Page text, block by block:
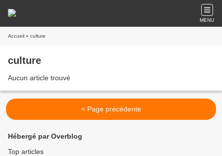
MENU
Accueil » culture
culture
Aucun article trouvé
< Page précédente
Hébergé par Overblog
Top articles